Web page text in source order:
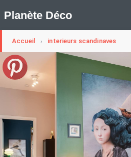
Planète Déco
🛍︎ Shop Planète Déco
Design Suédois En Quelques Photos
Idées Déco En 10 Photos
La
Maison En Ville
Méli-Mélo Suédois
Tendance
Interieurs Scandinaves
Accueil › interieurs scandinaves